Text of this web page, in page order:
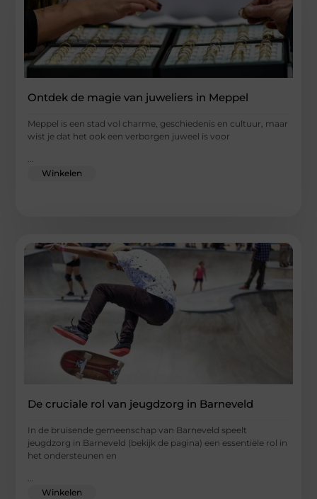
Ontdek de magie van juweliers in Meppel
Meppel is een stad vol charme, geschiedenis en cultuur, maar
wist je dat het ook een verborgen juweel is voor
...
Winkelen
De cruciale rol van jeugdzorg in Barneveld
In de bruisende gemeenschap van Barneveld speelt
jeugdzorg in Barneveld (bekijk de pagina) een essentiële rol in
het ondersteunen en
...
Winkelen